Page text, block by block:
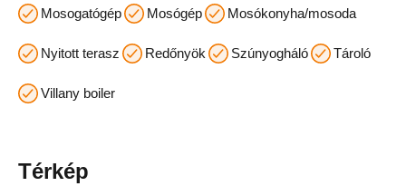
Mosogatógép Mosógép Mosókonyha/mosoda
Nyitott terasz Redőnyök Szúnyogháló Tároló
Villany boiler
Térkép